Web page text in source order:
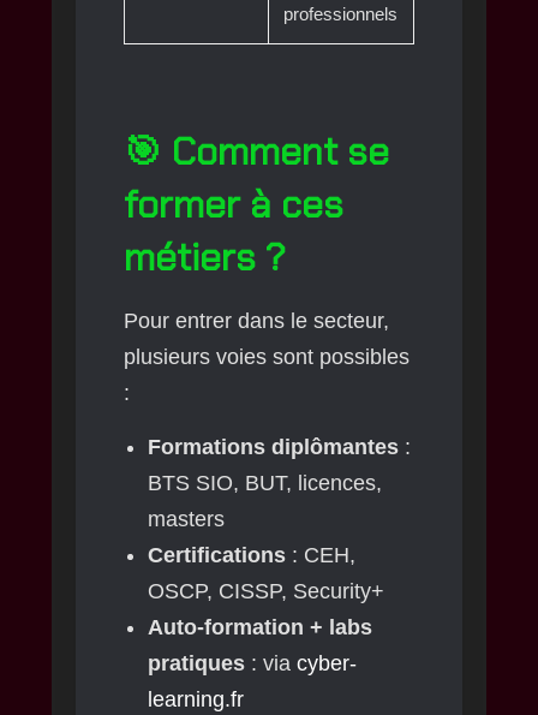
professionnels
🎯 Comment se
former à ces
métiers ?
Pour entrer dans le secteur,
plusieurs voies sont possibles
:
Formations diplômantes:
BTS SIO, BUT, licences,
masters
Certifications: CEH,
OSCP, CISSP, Security+
Auto-formation + labs
pratiques: via cyber-
learning.fr